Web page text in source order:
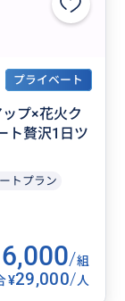
をランチで
産の新鮮なト
ミツを詰
で焼き上げ
鹿肉に、森
かい（また
プライベート
プ×花火ク
ト贅沢1日ツ
トプラン
/組
¥29,000/人